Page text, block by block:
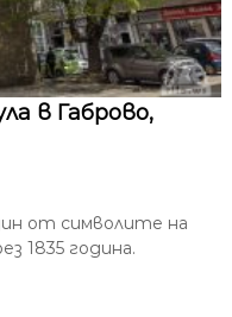
в Габрово,
от символите на
1835 година.